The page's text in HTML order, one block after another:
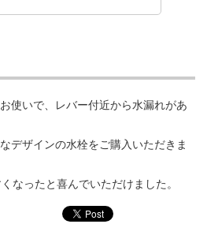
使いで、レバー付近から水漏れがあ
デザインの水栓をご購入いただきま
なったと喜んでいただけました。